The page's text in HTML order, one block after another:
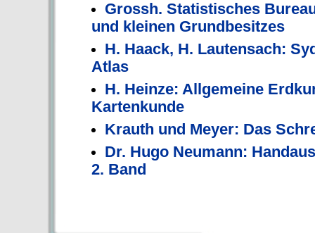
Grossh. Statistisches
und kleinen Grundbesitzes
H. Haack, H. Lautensach:
Atlas
H. Heinze: Allgemeine
Kartenkunde
Krauth und Meyer: Das
Dr. Hugo Neumann:
2. Band